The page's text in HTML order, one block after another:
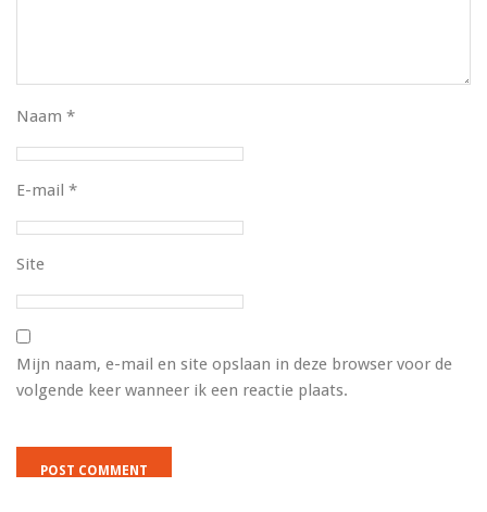
Naam *
E-mail *
Site
Mijn naam, e-mail en site opslaan in deze browser voor de
volgende keer wanneer ik een reactie plaats.